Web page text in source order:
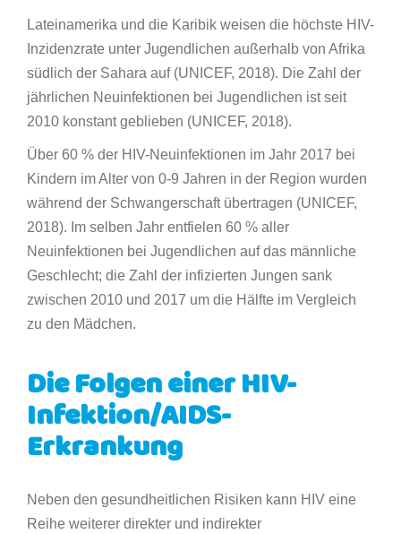
Lateinamerika und die Karibik weisen die höchste HIV-
Inzidenzrate unter Jugendlichen außerhalb von Afrika
südlich der Sahara auf (UNICEF, 2018). Die Zahl der
jährlichen Neuinfektionen bei Jugendlichen ist seit
2010 konstant geblieben (UNICEF, 2018).
Über 60 % der HIV-Neuinfektionen im Jahr 2017 bei
Kindern im Alter von 0-9 Jahren in der Region wurden
während der Schwangerschaft übertragen (UNICEF,
2018). Im selben Jahr entfielen 60 % aller
Neuinfektionen bei Jugendlichen auf das männliche
Geschlecht; die Zahl der infizierten Jungen sank
zwischen 2010 und 2017 um die Hälfte im Vergleich
zu den Mädchen.
Die Folgen einer HIV-
Infektion/AIDS-
Erkrankung
Neben den gesundheitlichen Risiken kann HIV eine
Reihe weiterer direkter und indirekter